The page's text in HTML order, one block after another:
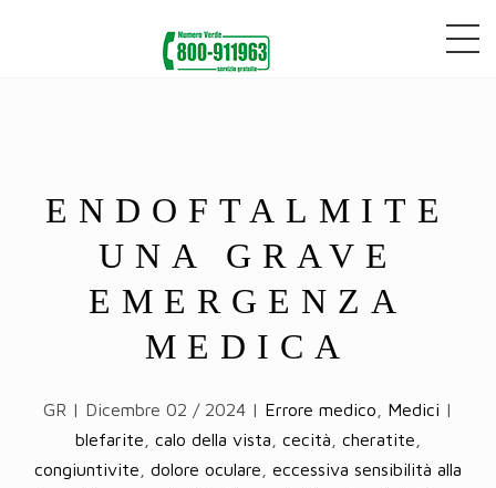
ENDOFTALMITE
UNA GRAVE
EMERGENZA
MEDICA
GR | Dicembre 02 / 2024 | Errore medico Medici |
blefarite
calo della vista cecità cheratite
congiuntivite
dolore oculare
eccessiva sensibilità alla